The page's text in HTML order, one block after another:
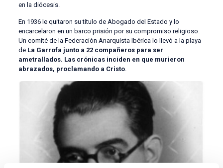
en la diócesis.
En 1936 le quitaron su título de Abogado del Estado y lo
encarcelaron en un barco prisión por su compromiso religioso.
Un comité de la Federación Anarquista Ibérica lo llevó a la playa
de La Garrofa junto a 22 compañeros para ser
ametrallados. Las crónicas inciden en que murieron
abrazados, proclamando a Cristo.